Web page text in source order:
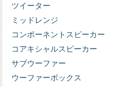
ツイーター
ミッドレンジ
コンポーネントスピーカー
コアキシャルスピーカー
サブウーファー
ウーファーボックス